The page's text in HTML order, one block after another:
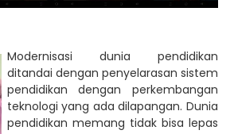
Modernisasi dunia pendidikan
ditandai dengan penyelarasan sistem
pendidikan dengan perkembangan
teknologi yang ada dilapangan. Dunia
pendidikan memang tidak bisa lepas